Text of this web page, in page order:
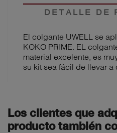
DETALLE DE
El colgante UWELL se
KOKO PRIME. EL
material excelente, es
su kit sea fácil de llevar a
Los clientes que
producto también